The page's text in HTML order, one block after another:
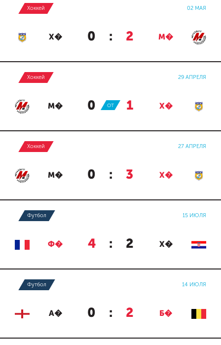
Хоккей 02 МАЯ
Х� 0 : 2 М�
Хоккей 29 АПРЕЛЯ
М� 0 : 1 Х�
ОТ
Хоккей 27 АПРЕЛЯ
М� 0 : 3 Х�
Футбол 15 ИЮЛЯ
Ф� 4 : 2 Х�
Футбол 14 ИЮЛЯ
А� 0 : 2 Б�